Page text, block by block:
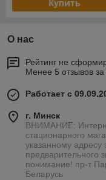
Купить
О нас
Рейтинг не
Менее 5 отзывов
Работает с
г. Минск
ВНИМАНИЕ:
стационарного
указанному адресу
предварительного
понимание! пр-т
Беларусь